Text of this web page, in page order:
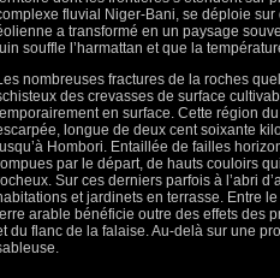
fluvial Niger-Bani, se déploie
a transformé en un paysage
souffle l’harmattan et que la
nombreuses fractures de la roches
des crevasses de surface
en surface. Cette région
longue de deux cent soixante
Hombori. Entaillée de failles
par le départ, de hauts couloirs
Sur ces derniers parfois à l’abri
et jardinets en terrasse. Entre
arable bénéficie outre des effets des
du flanc de la falaise. Au-delà sur une